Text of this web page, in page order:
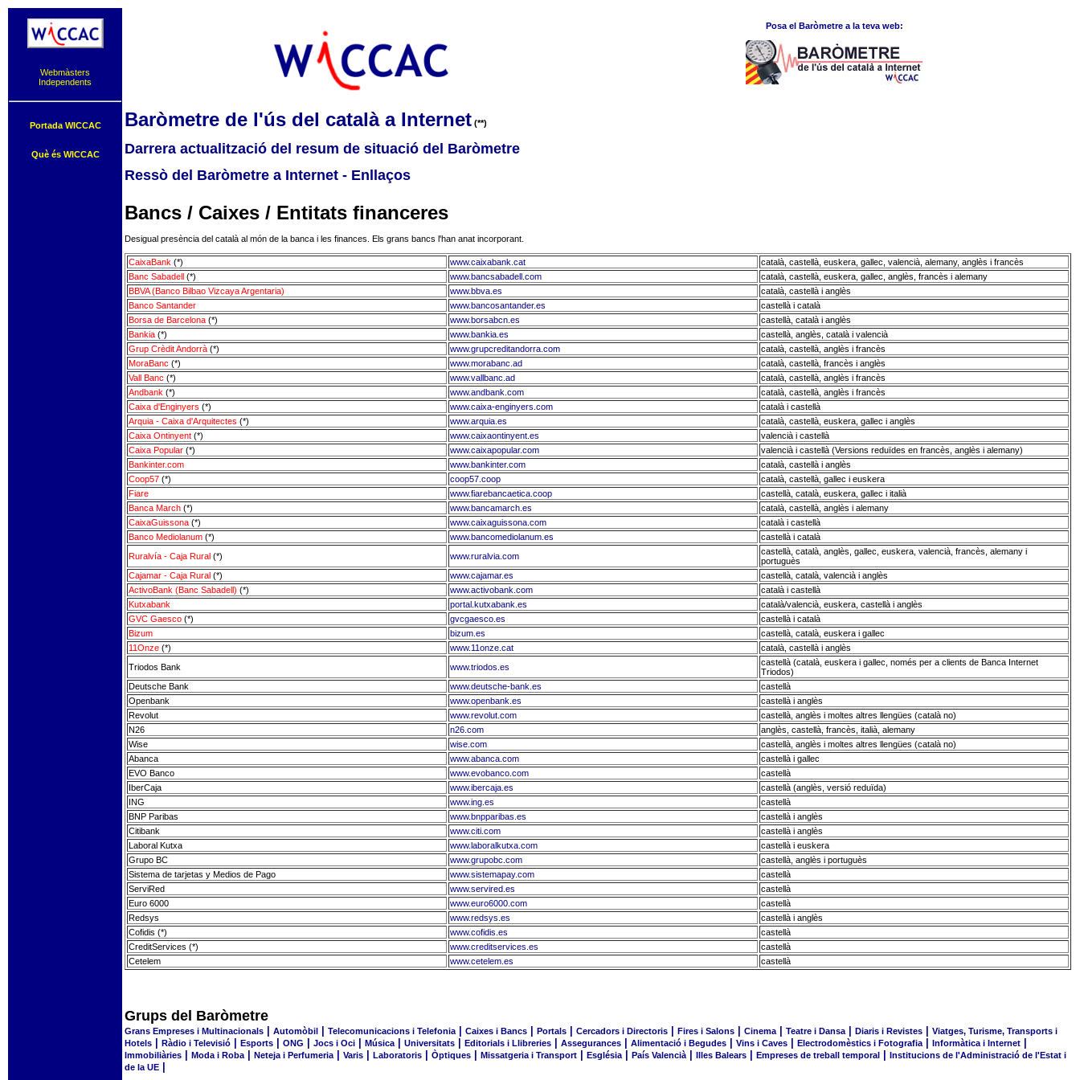
Webmàsters
Independents
Portada WICCAC
Què és WICCAC
Posa el Baròmetre a la teva web:
Baròmetre de l'ús del català a Internet (**)
Darrera actualització del resum de situació del Baròmetre
Ressò del Baròmetre a Internet - Enllaços
Bancs / Caixes / Entitats financeres
Desigual presència del català al món de la banca i les finances. Els grans bancs l'han anat incorporant.
CaixaBank (*) www.caixabank.cat
català, castellà, euskera, gallec, valencià, alemany, anglès i francès
Banc Sabadell (*) www.bancsabadell.com
català, castellà, euskera, gallec, anglès, francès i alemany
BBVA (Banco Bilbao Vizcaya Argentaria)
www.bbva.es
català, castellà i anglès
Banco Santander
www.bancosantander.es
castellà i català
Borsa de Barcelona (*) www.borsabcn.es
castellà, català i anglès
Bankia (*) www.bankia.es
castellà, anglès, català i valencià
Grup Crèdit Andorrà (*) www.grupcreditandorra.com
català, castellà, anglès i francès
MoraBanc (*) www.morabanc.ad
català, castellà, francès i anglès
Vall Banc (*) www.vallbanc.ad
català, castellà, anglès i francès
Andbank (*) www.andbank.com
català, castellà, anglès i francès
Caixa d'Enginyers (*) www.caixa-enginyers.com
català i castellà
Arquia - Caixa d'Arquitectes (*) www.arquia.es
català, castellà, euskera, gallec i anglès
Caixa Ontinyent (*) www.caixaontinyent.es
valencià i castellà
Caixa Popular (*) www.caixapopular.com
valencià i castellà (Versions reduïdes en francès, anglès i alemany)
Bankinter.com
www.bankinter.com
català, castellà i anglès
Coop57 (*) coop57.coop
català, castellà, gallec i euskera
Fiare
www.fiarebancaetica.coop
castellà, català, euskera, gallec i italià
Banca March (*) www.bancamarch.es
català, castellà, anglès i alemany
CaixaGuissona (*) www.caixaguissona.com
català i castellà
Banco Mediolanum (*) www.bancomediolanum.es
castellà i català
Ruralvía - Caja Rural (*) www.ruralvia.com
castellà, català, anglès, gallec, euskera, valencià, francès, alemany i
portuguès
Cajamar - Caja Rural (*) www.cajamar.es
castellà, català, valencià i anglès
ActivoBank (Banc Sabadell) (*) www.activobank.com
català i castellà
Kutxabank
portal.kutxabank.es
català/valencià, euskera, castellà i anglès
GVC Gaesco (*) gvcgaesco.es
castellà i català
Bizum
bizum.es
castellà, català, euskera i gallec
11Onze (*) www.11onze.cat
català, castellà i anglès
Triodos Bank
www.triodos.es
castellà (català, euskera i gallec, només per a clients de Banca Internet
Triodos)
Deutsche Bank
www.deutsche-bank.es
castellà
Openbank
www.openbank.es
castellà i anglès
Revolut
www.revolut.com
castellà, anglès i moltes altres llengües (català no)
N26
n26.com
anglès, castellà, francès, italià, alemany
Wise
wise.com
castellà, anglès i moltes altres llengües (català no)
Abanca
www.abanca.com
castellà i gallec
EVO Banco
www.evobanco.com
castellà
IberCaja
www.ibercaja.es
castellà (anglès, versió reduïda)
ING
www.ing.es
castellà
BNP Paribas
www.bnpparibas.es
castellà i anglès
Citibank
www.citi.com
castellà i anglès
Laboral Kutxa
www.laboralkutxa.com
castellà i euskera
Grupo BC
www.grupobc.com
castellà, anglès i portuguès
Sistema de tarjetas y Medios de Pago
www.sistemapay.com
castellà
ServiRed
www.servired.es
castellà
Euro 6000
www.euro6000.com
castellà
Redsys
www.redsys.es
castellà i anglès
Cofidis (*)
www.cofidis.es
castellà
CreditServices (*)
www.creditservices.es
castellà
Cetelem
www.cetelem.es castellà
Grups del Baròmetre
Grans Empreses i Multinacionals Automòbil Telecomunicacions i Telefonia Caixes i Bancs Portals Cercadors i Directoris Fires i Salons Cinema Teatre i Dansa Diaris i Revistes
Viatges, Turisme, Transports i
Hotels
Ràdio i Televisió Esports ONG Jocs i Oci Música Universitats Editorials i Llibreries Assegurances Alimentació i Begudes Vins i Caves Electrodomèstics i Fotografia Informàtica i Internet
Immobiliàries Moda i Roba Neteja i Perfumeria Varis Laboratoris Òptiques Missatgeria i Transport Església País Valencià Illes Balears Empreses de treball temporal
Institucions de l'Administració de l'Estat i
de la UE